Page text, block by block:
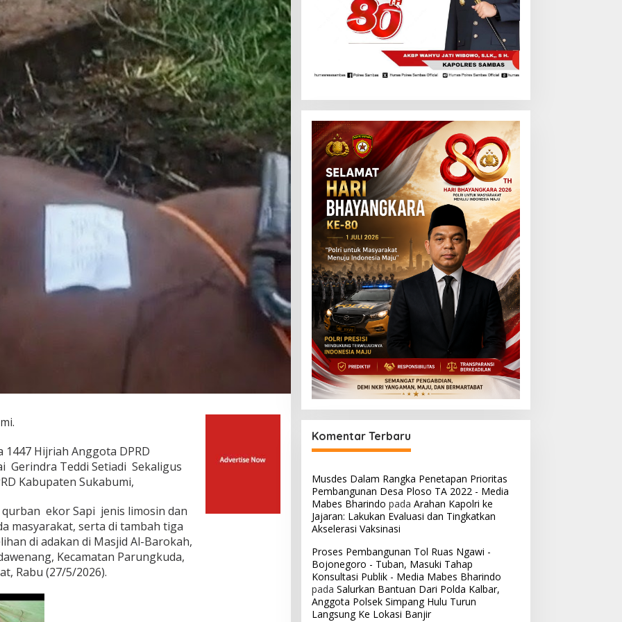
1447 Hijriah Anggota DPRD
Gerindra Teddi Setiadi Sekaligus
Kabupaten Sukabumi,
ekor Sapi jenis limosin dan
masyarakat, serta di tambah tiga
di adakan di Masjid Al-Barokah,
Kecamatan Parungkuda,
Rabu (27/5/2026).
Komentar Terbaru
Musdes Dalam Rangka Penetapan Prioritas
Pembangunan Desa Ploso TA 2022 - Media
Mabes Bharindo pada Arahan Kapolri ke
Jajaran: Lakukan Evaluasi dan Tingkatkan
Akselerasi Vaksinasi
Proses Pembangunan Tol Ruas Ngawi -
Bojonegoro - Tuban, Masuki Tahap
Konsultasi Publik - Media Mabes Bharindo
pada Salurkan Bantuan Dari Polda Kalbar,
Anggota Polsek Simpang Hulu Turun
Langsung Ke Lokasi Banjir